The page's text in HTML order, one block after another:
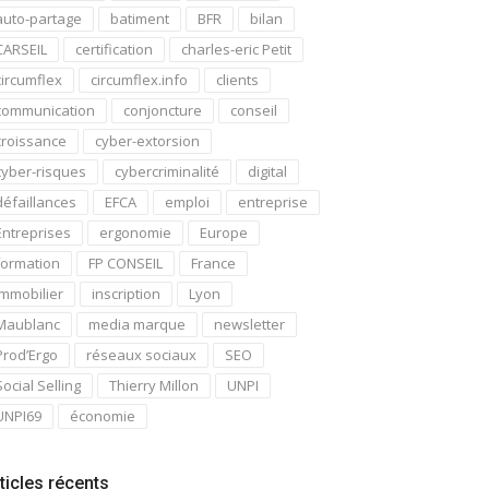
partage batiment BFR
bilan
certification
charles-eric Petit
circumflex.info
clients
conjoncture
conseil
cyber-extorsion
risques
cybercriminalité
digital
EFCA emploi
entreprise
ergonomie
Europe
FP CONSEIL
France
inscription
Lyon
media marque
newsletter
réseaux sociaux
SEO
Selling
Thierry Millon
UNPI
économie
récents